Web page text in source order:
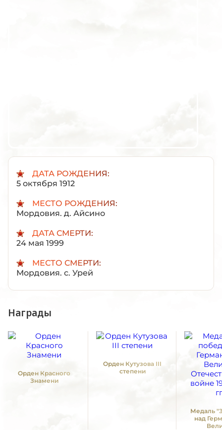
ДАТА РОЖДЕНИЯ:
5 октября 1912
МЕСТО РОЖДЕНИЯ:
Мордовия. д. Айсино
ДАТА СМЕРТИ:
24 мая 1999
МЕСТО СМЕРТИ:
Мордовия. с. Урей
Награды
Орден Красного
Знамени
Орден Кутузова III
степени
Медаль
над